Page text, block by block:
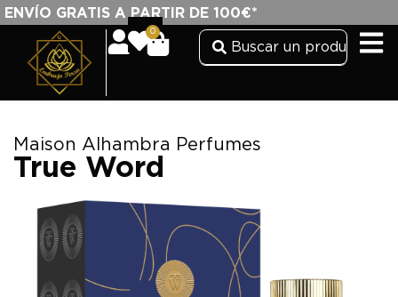
ENVÍO GRATIS A PARTIR DE 100€*
0
Maison Alhambra Perfumes
True Word